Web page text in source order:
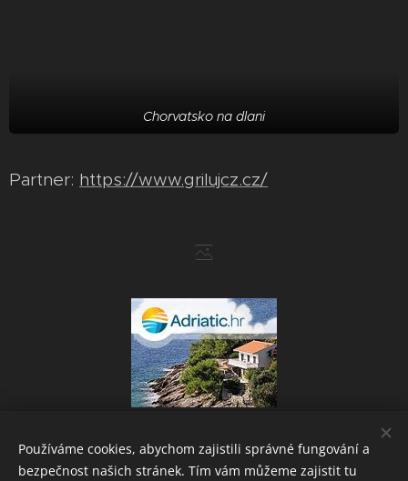
Chorvatsko na dlani
Partner: https://www.grilujcz.cz/
Powered byWebnode Cookies
Používáme cookies, abychom zajistili správné fungování a
bezpečnost našich stránek. Tím vám můžeme zajistit tu